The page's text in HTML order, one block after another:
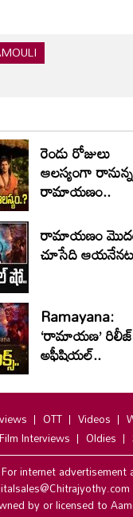
రెండు రోజులు
ఆలస్యంగా రానున్న
రామాయణం..
రామాయణం
చూసేది
Ramayana:
‘రామాయణ’
అఫీషియల్‌..
OTT Videos
Interviews Oldies
For internet advertisement
by or licensed to